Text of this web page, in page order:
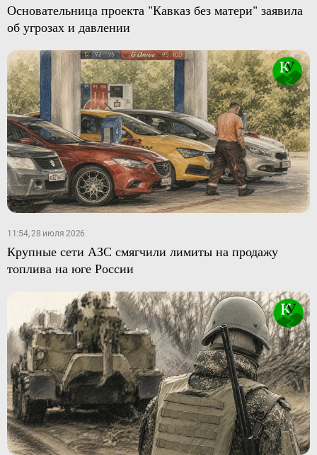
Основательница проекта "Кавказ без матери" заявила
об угрозах и давлении
11:54, 28 июля 2026
Крупные сети АЗС смягчили лимиты на продажу
топлива на юге России